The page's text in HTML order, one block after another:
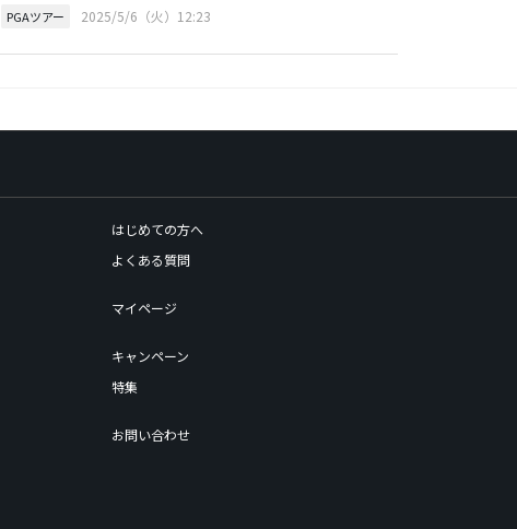
PGAツアー 2025/5/6（火）12:23
はじめての方へ
よくある質問
マイページ
キャンペーン
特集
お問い合わせ